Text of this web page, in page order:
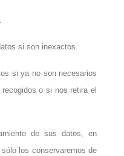
si son inexactos.
si ya no son necesarios
o si nos retira el
de sus datos, en
los conservaremos de